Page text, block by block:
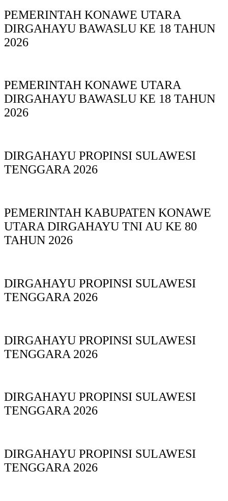
PEMERINTAH KONAWE UTARA
DIRGAHAYU BAWASLU KE 18 TAHUN
2026
PEMERINTAH KONAWE UTARA
DIRGAHAYU BAWASLU KE 18 TAHUN
2026
DIRGAHAYU PROPINSI SULAWESI
TENGGARA 2026
PEMERINTAH KABUPATEN KONAWE
UTARA DIRGAHAYU TNI AU KE 80
TAHUN 2026
DIRGAHAYU PROPINSI SULAWESI
TENGGARA 2026
DIRGAHAYU PROPINSI SULAWESI
TENGGARA 2026
DIRGAHAYU PROPINSI SULAWESI
TENGGARA 2026
DIRGAHAYU PROPINSI SULAWESI
TENGGARA 2026